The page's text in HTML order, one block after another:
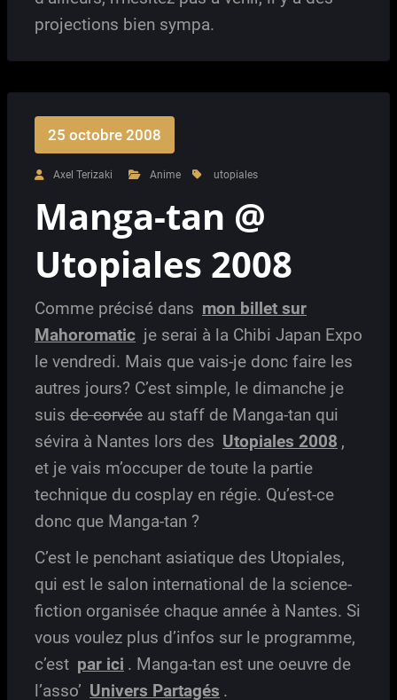
projections bien sympa.
25 octobre 2008
Axel Terizaki Anime utopiales
Manga-tan @
Utopiales 2008
Comme précisé dans mon billet sur
Mahoromatic je serai à la Chibi Japan Expo
le vendredi. Mais que vais-je donc faire les
autres jours? C’est simple, le dimanche je
suis de corvée au staff de Manga-tan qui
sévira à Nantes lors des Utopiales 2008 ,
et je vais m’occuper de toute la partie
technique du cosplay en régie. Qu’est-ce
donc que Manga-tan ?
C’est le penchant asiatique des Utopiales,
qui est le salon international de la science-
fiction organisée chaque année à Nantes. Si
vous voulez plus d’infos sur le programme,
c’est par ici . Manga-tan est une oeuvre de
l’asso’ Univers Partagés .